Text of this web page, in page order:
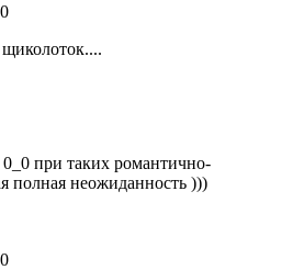
при таких романтично-
полная неожиданность )))